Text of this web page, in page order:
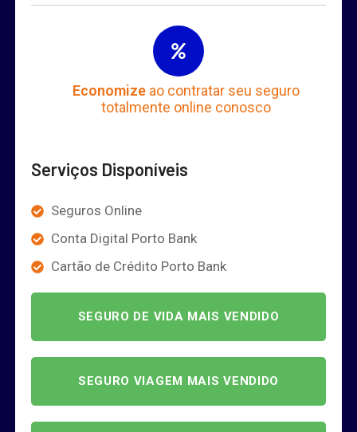
Economize ao contratar seu seguro
totalmente online conosco
Serviços Disponíveis
Seguros Online
Conta Digital Porto Bank
Cartão de Crédito Porto Bank
SEGURO DE VIDA MAIS VENDIDO
SEGURO VIAGEM MAIS VENDIDO